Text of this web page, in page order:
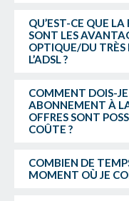
QU’EST-CE QUE
SONT LES
OPTIQUE/DU TRÈS
L’ADSL ?
COMMENT DOIS-JE
ABONNEMENT À
OFFRES SONT
COÛTE ?
COMBIEN DE
MOMENT OÙ JE